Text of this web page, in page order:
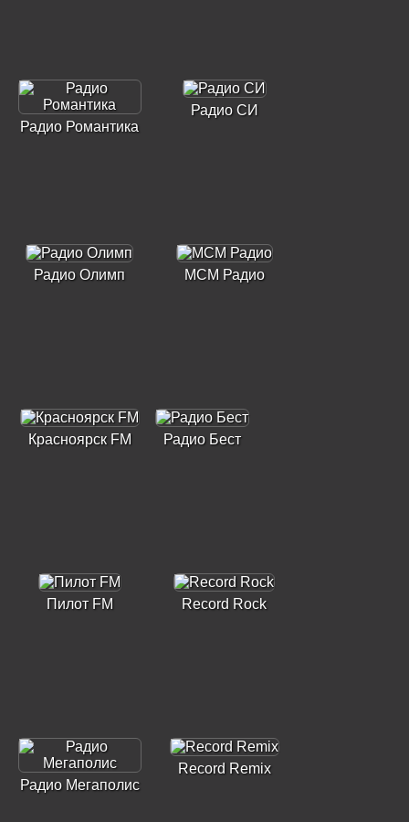
Радио Романтика
Радио СИ
Радио Олимп МСМ Радио
Красноярск FM Радио Бест
Пилот FM Record Rock
Радио Мегаполис
Record Remix